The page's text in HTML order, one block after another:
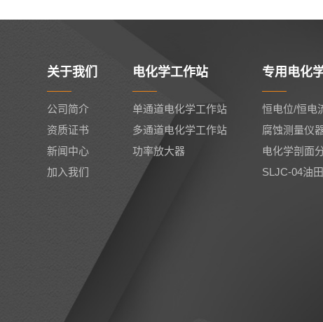
关于我们
公司简介
资质证书
新闻中心
加入我们
电化学工作站
单通道电化学工作站
多通道电化学工作站
功率放大器
专用电化
恒电位/恒电
腐蚀测量仪
电化学剖面
SLJC-04油